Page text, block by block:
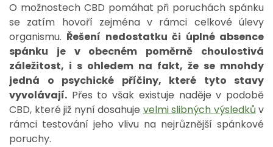
O možnostech CBD pomáhat při poruchách spánku
se zatím hovoří zejména v rámci celkové úlevy
organismu. Řešení nedostatku či úplné absence
spánku je v obecném poměrně choulostivá
záležitost, i s ohledem na fakt, že se mnohdy
jedná o psychické příčiny, které tyto stavy
vyvolávají. Přes to však existuje naděje v podobě
CBD, které již nyní dosahuje velmi slibných výsledků v
rámci testování jeho vlivu na nejrůznější spánkové
poruchy.